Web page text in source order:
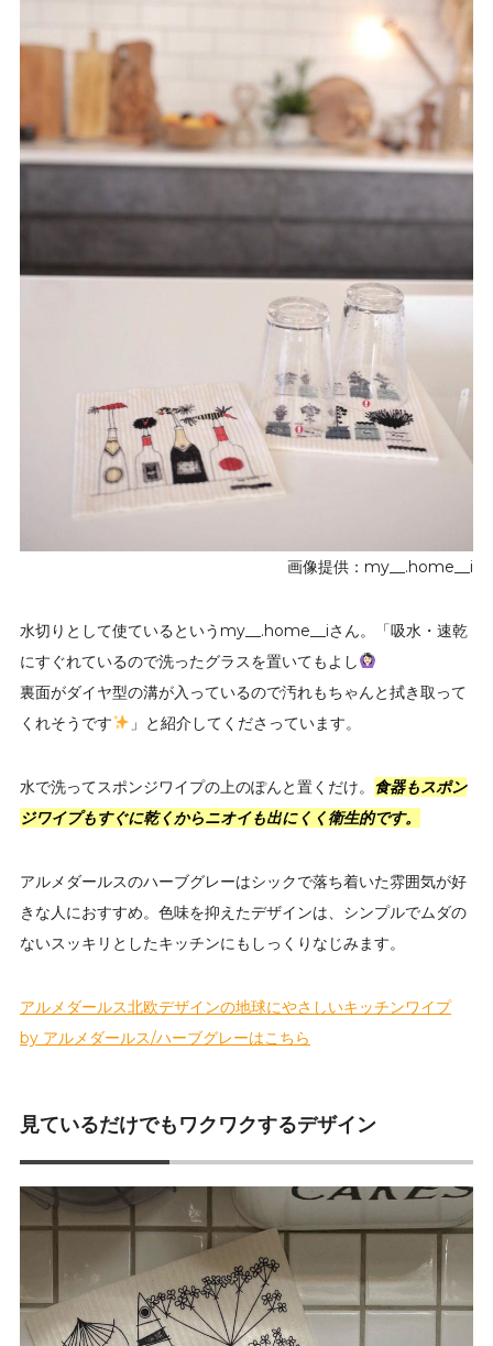
画像提供：my__.home__i
水切りとして使ているというmy__.home__iさん。「吸水・速乾
にすぐれているので洗ったグラスを置いてもよし
裏面がダイヤ型の溝が入っているので汚れもちゃんと拭き取って
くれそうです
」と紹介してくださっています。
水で洗ってスポンジワイプの上のぽんと置くだけ。 食器もスポン
ジワイプもすぐに乾くからニオイも出にくく衛生的です。
アルメダールスのハーブグレーはシックで落ち着いた雰囲気が好
きな人におすすめ。色味を抑えたデザインは、シンプルでムダの
ないスッキリとしたキッチンにもしっくりなじみます。
アルメダールス北欧デザインの地球にやさしいキッチンワイプ
by アルメダールス/ハーブグレーはこちら
見ているだけでもワクワクするデザイン